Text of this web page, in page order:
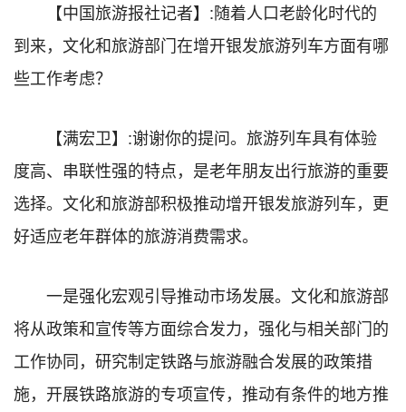
【中国旅游报社记者】:随着人口老龄化时代的
到来，文化和旅游部门在增开银发旅游列车方面有哪
些工作考虑？
【满宏卫】:谢谢你的提问。旅游列车具有体验
度高、串联性强的特点，是老年朋友出行旅游的重要
选择。文化和旅游部积极推动增开银发旅游列车，更
好适应老年群体的旅游消费需求。
一是强化宏观引导推动市场发展。文化和旅游部
将从政策和宣传等方面综合发力，强化与相关部门的
工作协同，研究制定铁路与旅游融合发展的政策措
施，开展铁路旅游的专项宣传，推动有条件的地方推